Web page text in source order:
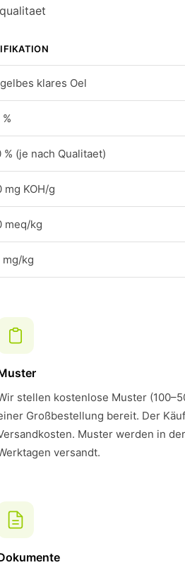
klares Oel
% (je nach Qualitaet)
mg KOH/g
meq/kg
mg/kg
stellen kostenlose Muster
Großbestellung bereit. Der
Muster werden in
versandt.